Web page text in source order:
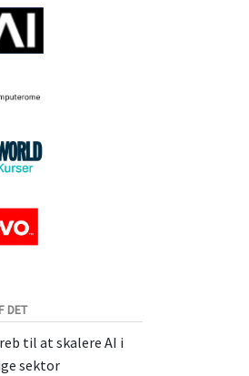
DET
til at skalere AI i
sektor